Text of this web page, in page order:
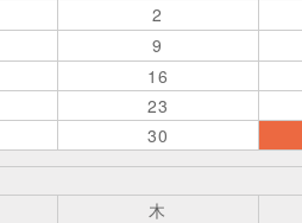
2
9
16
23
30
木